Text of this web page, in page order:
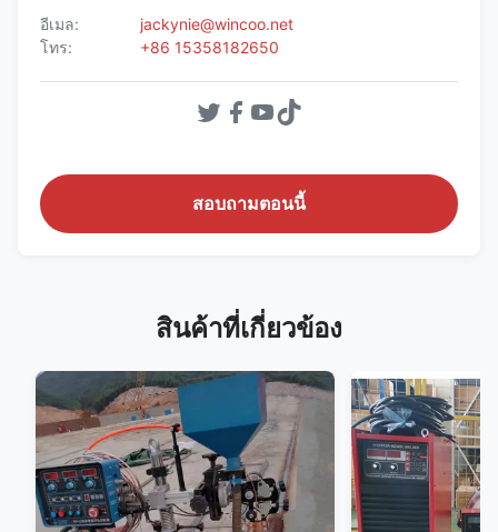
อีเมล:
jackynie@wincoo.net
โทร:
+86 15358182650
สอบถามตอนนี้
สินค้าที่เกี่ยวข้อง